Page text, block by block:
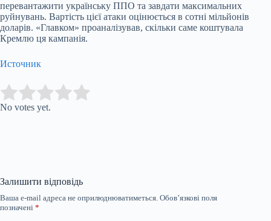
перевантажити українську ППО та завдати максимальних
руйнувань. Вартість цієї атаки оцінюється в сотні мільйонів
доларів. «Главком» проаналізував, скільки саме коштувала
Кремлю ця кампанія.
Источник
Rate this item:
No votes yet.
Залишити відповідь
Ваша e-mail адреса не оприлюднюватиметься. Обов’язкові поля
позначені *